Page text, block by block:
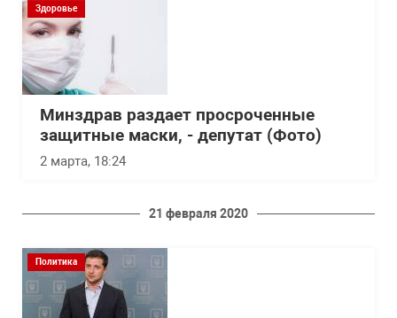
Здоровье
Минздрав раздает просроченные
защитные маски, - депутат (Фото)
2 марта, 18:24
21 февраля 2020
Политика